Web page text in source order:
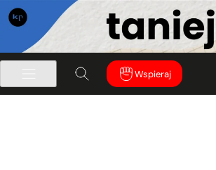
Wspieraj